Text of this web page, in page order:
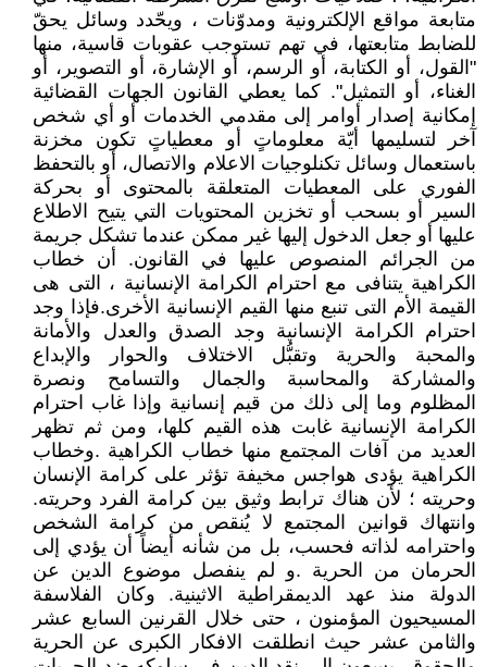
متابعة مواقع الإلكترونية ومدوّنات ، ويحّدد وسائل يحقّ
للضابط متابعتها، في تهم تستوجب عقوبات قاسية، منها
"القول، أو الكتابة، أو الرسم، أو الإشارة، أو التصوير، أو
الغناء، أو التمثيل". كما يعطي القانون الجهات القضائية
إمكانية إصدار أوامر إلى مقدمي الخدمات أو أي شخص
آخر لتسليمها أيّة معلوماتٍ أو معطياتٍ تكون مخزنة
باستعمال وسائل تكنلوجيات الاعلام والاتصال، أو بالتحفظ
الفوري على المعطيات المتعلقة بالمحتوى أو بحركة
السير أو بسحب أو تخزين المحتويات التي يتيح الاطلاع
عليها أو جعل الدخول إليها غير ممكن عندما تشكل جريمة
من الجرائم المنصوص عليها في القانون. أن خطاب
الكراهية يتنافى مع احترام الكرامة الإنسانية ، التى هى
القيمة الأم التى تنبع منها القيم الإنسانية الأخرى.فإذا وجد
احترام الكرامة الإنسانية وجد الصدق والعدل والأمانة
والمحبة والحرية وتقبُّل الاختلاف والحوار والإبداع
والمشاركة والمحاسبة والجمال والتسامح ونصرة
المظلوم وما إلى ذلك من قيم إنسانية وإذا غاب احترام
الكرامة الإنسانية غابت هذه القيم كلها، ومن ثم تظهر
العديد من آفات المجتمع منها خطاب الكراهية .وخطاب
الكراهية يؤدى هواجس مخيفة تؤثر على كرامة الإنسان
وحريته ؛ لأن هناك ترابط وثيق بين كرامة الفرد وحريته.
وانتهاك قوانين المجتمع لا يُنقص من كرامة الشخص
واحترامه لذاته فحسب، بل من شأنه أيضاً أن يؤدي إلى
الحرمان من الحرية .و لم ينفصل موضوع الدين عن
الدولة منذ عهد الديمقراطية الاثينية. وكان الفلاسفة
المسيحيون المؤمنون ، حتى خلال القرنين السابع عشر
والثامن عشر حيث انطلقت الافكار الكبرى عن الحرية